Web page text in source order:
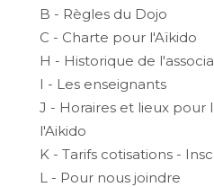
B - Règles du Dojo
C - Charte pour l'Aïkido
H - Historique de
I - Les enseignants
J - Horaires et lieux pour
l'Aikido
K - Tarifs cotisations -
L - Pour nous joindre